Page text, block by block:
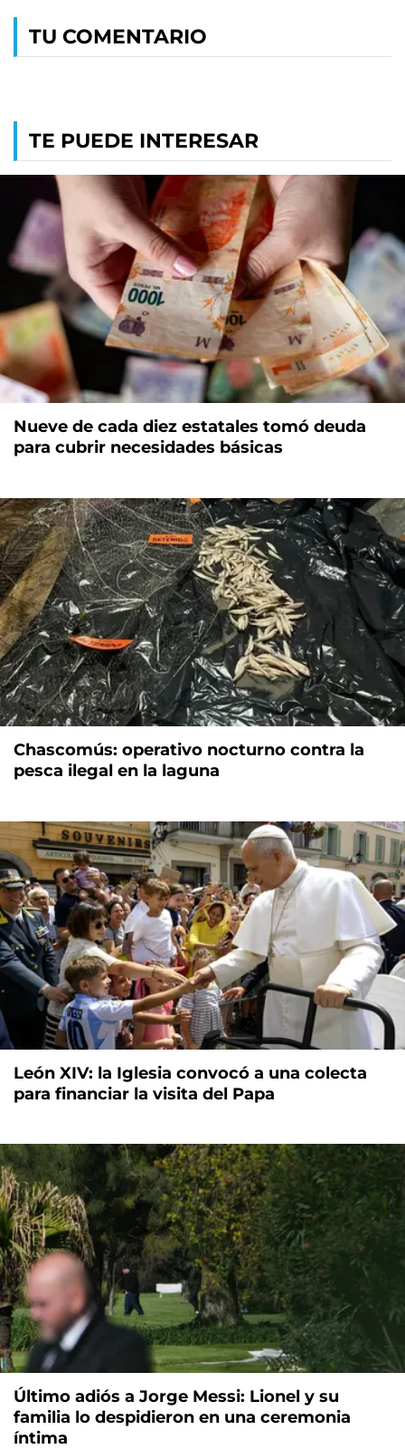
TU COMENTARIO
TE PUEDE INTERESAR
Nueve de cada diez estatales tomó deuda
para cubrir necesidades básicas
Chascomús: operativo nocturno contra la
pesca ilegal en la laguna
León XIV: la Iglesia convocó a una colecta
para financiar la visita del Papa
Último adiós a Jorge Messi: Lionel y su
familia lo despidieron en una ceremonia
íntima